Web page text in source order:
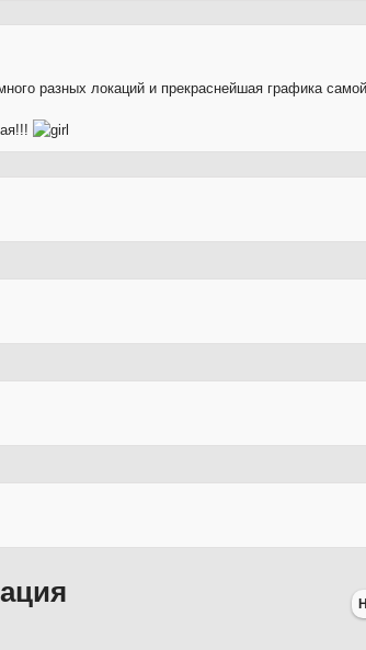
разных локаций и прекраснейшая графика самой